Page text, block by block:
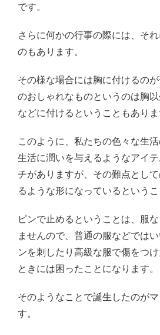
です。
さらに何かの行事の際には、そ
のもあります。
その様な場合には胸に付けるの
のおしゃれなものというのは胸
などに付けるということもありま
このように、私たちの色々な生
生活に潤いを与えるようなアイ
チがありますが、その難点とし
るような形になっているというこ
ピンで止めるということは、服
ませんので、普通の服などでは
ンを刺したり高級な服で傷をつ
ときには困ったことになります。
そのようなことで誕生したのが
す。